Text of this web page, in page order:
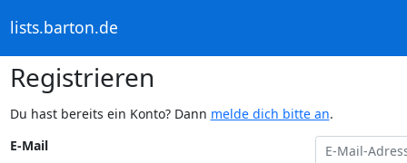
lists.barton.de
Registrieren
Du hast bereits ein Konto? Dann melde dich bitte an.
E-Mail